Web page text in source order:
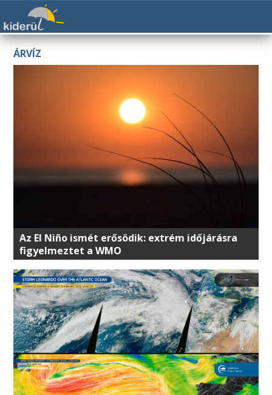
ÁRVÍZ
Az El Niño ismét erősödik: extrém időjárásra
figyelmeztet a WMO